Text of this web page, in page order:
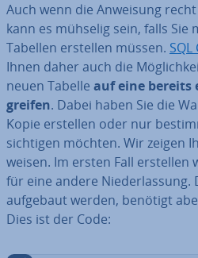
Auch wenn die Anweisung
kann es mühselig sein, falls Sie
Tabellen erstellen müssen. SQL
Ihnen daher auch die
neuen Tabelle auf eine
grei­fen. Dabei haben Sie die
Kopie erstellen oder nur
sich­ti­gen möchten. Wir zeigen
wei­sen. Im ersten Fall
für eine andere Nie­der­las­sung.
aufgebaut werden, benötigt
Dies ist der Code: